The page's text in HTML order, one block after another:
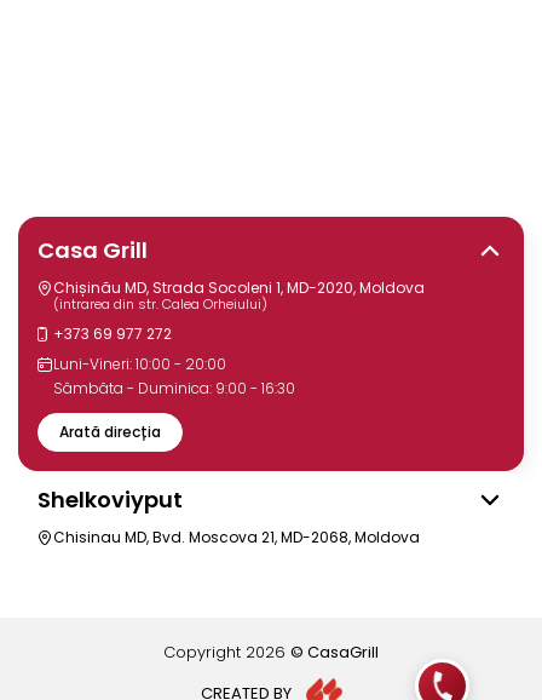
Casa Grill
Chișinău MD, Strada Socoleni 1, MD-2020, Moldova
(intrarea din str. Calea Orheiului)
+373 69 977 272
Luni-Vineri: 10:00 - 20:00
Sâmbăta - Duminica: 9:00 - 16:30
Arată direcția
Shelkoviyput
Chisinau MD, Bvd. Moscova 21, MD-2068, Moldova
Copyright 2026 © CasaGrill
CREATED BY